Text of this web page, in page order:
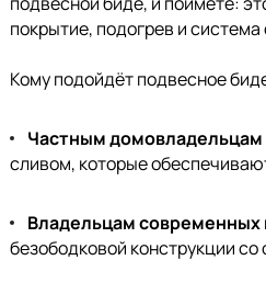
покрытие, подогрев и
Кому подойдёт подвесное
Частным домовладельцам
сливом, которые
Владельцам современных
безободковой конструкции